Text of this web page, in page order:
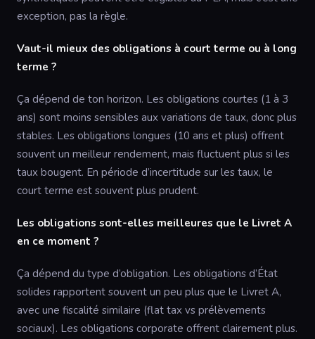
exception, pas la règle.
Vaut-il mieux des obligations à court terme ou à long
terme ?
Ça dépend de ton horizon. Les obligations courtes (1 à 3
ans) sont moins sensibles aux variations de taux, donc plus
stables. Les obligations longues (10 ans et plus) offrent
souvent un meilleur rendement, mais fluctuent plus si les
taux bougent. En période d’incertitude sur les taux, le
court terme est souvent plus prudent.
Les obligations sont-elles meilleures que le Livret A
en ce moment ?
Ça dépend du type d’obligation. Les obligations d’État
solides rapportent souvent un peu plus que le Livret A,
avec une fiscalité similaire (flat tax vs prélèvements
sociaux). Les obligations corporate offrent clairement plus.